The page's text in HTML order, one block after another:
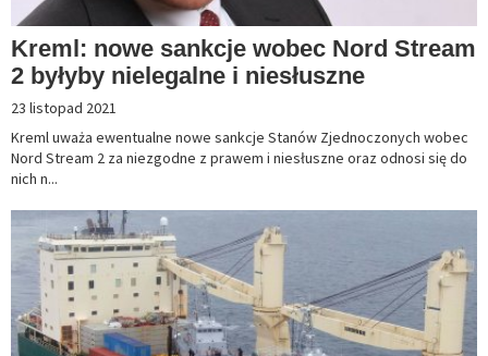
Kreml: nowe sankcje wobec Nord Stream
2 byłyby nielegalne i niesłuszne
23 listopad 2021
Kreml uważa ewentualne nowe sankcje Stanów Zjednoczonych wobec
Nord Stream 2 za niezgodne z prawem i niesłuszne oraz odnosi się do
nich n...